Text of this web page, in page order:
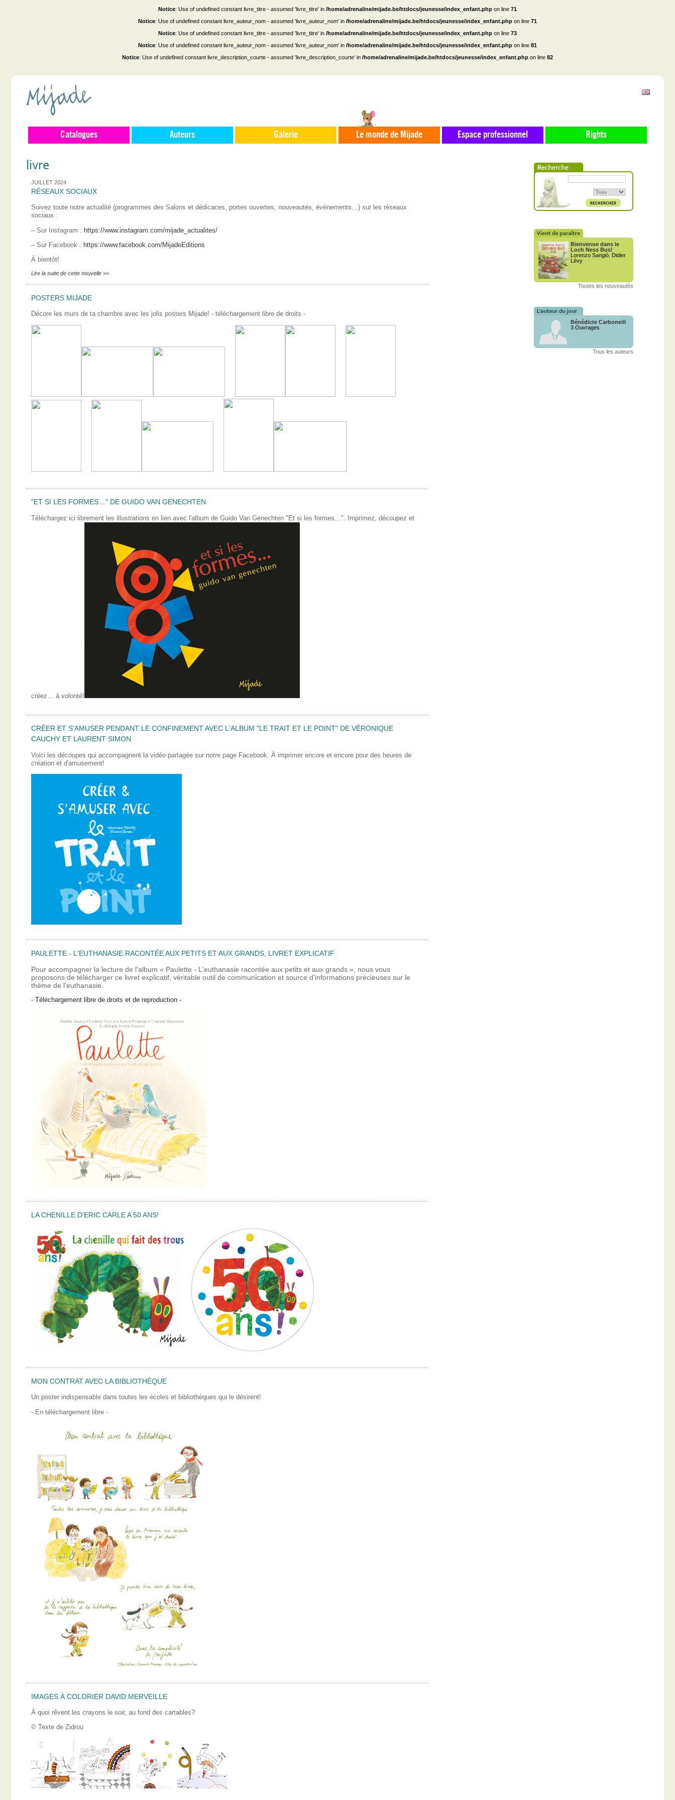
Notice: Use of undefined constant livre_titre - assumed 'livre_titre' in /home/adrenaline/mijade.be/htdocs/jeunesse/index_enfant.php on line 71
Notice: Use of undefined constant livre_auteur_nom - assumed 'livre_auteur_nom' in /home/adrenaline/mijade.be/htdocs/jeunesse/index_enfant.php on line 71
Notice: Use of undefined constant livre_titre - assumed 'livre_titre' in /home/adrenaline/mijade.be/htdocs/jeunesse/index_enfant.php on line 73
Notice: Use of undefined constant livre_auteur_nom - assumed 'livre_auteur_nom' in /home/adrenaline/mijade.be/htdocs/jeunesse/index_enfant.php on line 81
Notice: Use of undefined constant livre_description_courte - assumed 'livre_description_courte' in /home/adrenaline/mijade.be/htdocs/jeunesse/index_enfant.php on line 82
Catalogues Auteurs Galerie Le monde de Mijade Espace professionnel Rights
livre
JUILLET 2024
RÉSEAUX SOCIAUX
Suivez toute notre actualité (programmes des Salons et dédicaces, portes ouvertes, nouveautés, événements…) sur les réseaux
sociaux :
– Sur Instagram : https://www.instagram.com/mijade_actualites/
– Sur Facebook : https://www.facebook.com/MijadeEditions
À bientôt!
Lire la suite de cette nouvelle >>
POSTERS MIJADE
Décore les murs de ta chambre avec les jolis posters Mijade! - téléchargement libre de droits -
"ET SI LES FORMES…" DE GUIDO VAN GENECHTEN
Téléchargez ici librement les illustrations en lien avec l'album de Guido Van Genechten "Et si les formes…". Imprimez, découpez et
créez… à volonté!
CRÉER ET S'AMUSER PENDANT LE CONFINEMENT AVEC L'ALBUM "LE TRAIT ET LE POINT" DE VÉRONIQUE
CAUCHY ET LAURENT SIMON
Voici les découpes qui accompagnent la vidéo partagée sur notre page Facebook. À imprimer encore et encore pour des heures de
création et d'amusement!
PAULETTE - L'EUTHANASIE RACONTÉE AUX PETITS ET AUX GRANDS, LIVRET EXPLICATIF
Pour accompagner la lecture de l'album « Paulette - L'euthanasie racontée aux petits et aux grands », nous vous
proposons de télécharger ce livret explicatif, véritable outil de communication et source d'informations précieuses sur le
thème de l'euthanasie.
- Téléchargement libre de droits et de reproduction -
LA CHENILLE D'ERIC CARLE A 50 ANS!
MON CONTRAT AVEC LA BIBLIOTHÈQUE
Un poster indispensable dans toutes les écoles et bibliothèques qui le désirent!
- En téléchargement libre -
IMAGES À COLORIER DAVID MERVEILLE
À quoi rêvent les crayons le soir, au fond des cartables?
© Texte de Zidrou
Bienvenue dans le
Loch Ness Bus!
Lorenzo Sangiò, Didier
Lévy
Toutes les nouveautés
Bénédicte Carboneill
3 Ouvrages
Tous les auteurs